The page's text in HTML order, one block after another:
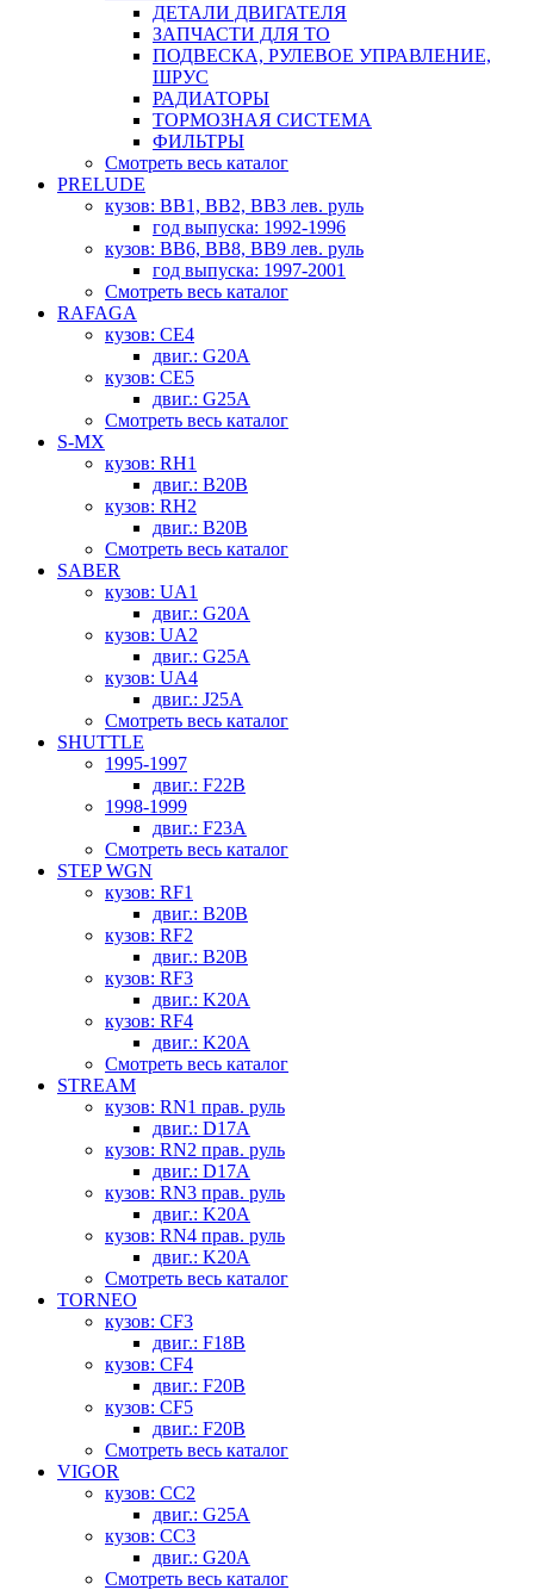
ДЕТАЛИ ДВИГАТЕЛЯ
ЗАПЧАСТИ ДЛЯ ТО
ПОДВЕСКА, РУЛЕВОЕ УПРАВЛЕНИЕ,
ШРУС
РАДИАТОРЫ
ТОРМОЗНАЯ СИСТЕМА
ФИЛЬТРЫ
Смотреть весь каталог
PRELUDE
кузов: BB1, BB2, BB3 лев. руль
год выпуска: 1992-1996
кузов: BB6, BB8, BB9 лев. руль
год выпуска: 1997-2001
Смотреть весь каталог
RAFAGA
кузов: CE4
двиг.: G20A
кузов: CE5
двиг.: G25A
Смотреть весь каталог
S-MX
кузов: RH1
двиг.: B20B
кузов: RH2
двиг.: B20B
Смотреть весь каталог
SABER
кузов: UA1
двиг.: G20A
кузов: UA2
двиг.: G25A
кузов: UA4
двиг.: J25A
Смотреть весь каталог
SHUTTLE
1995-1997
двиг.: F22B
1998-1999
двиг.: F23A
Смотреть весь каталог
STEP WGN
кузов: RF1
двиг.: B20B
кузов: RF2
двиг.: B20B
кузов: RF3
двиг.: K20A
кузов: RF4
двиг.: K20A
Смотреть весь каталог
STREAM
кузов: RN1 прав. руль
двиг.: D17A
кузов: RN2 прав. руль
двиг.: D17A
кузов: RN3 прав. руль
двиг.: K20A
кузов: RN4 прав. руль
двиг.: K20A
Смотреть весь каталог
TORNEO
кузов: CF3
двиг.: F18B
кузов: CF4
двиг.: F20B
кузов: CF5
двиг.: F20B
Смотреть весь каталог
VIGOR
кузов: CC2
двиг.: G25A
кузов: CC3
двиг.: G20A
Смотреть весь каталог